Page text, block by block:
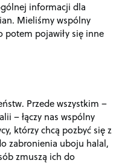
informacji dla
Mieliśmy wspólny
potem pojawiły się inne
Przede wszystkim –
– łączy nas wspólny
którzy chcą pozbyć się z
zabronienia uboju halal,
zmuszą ich do